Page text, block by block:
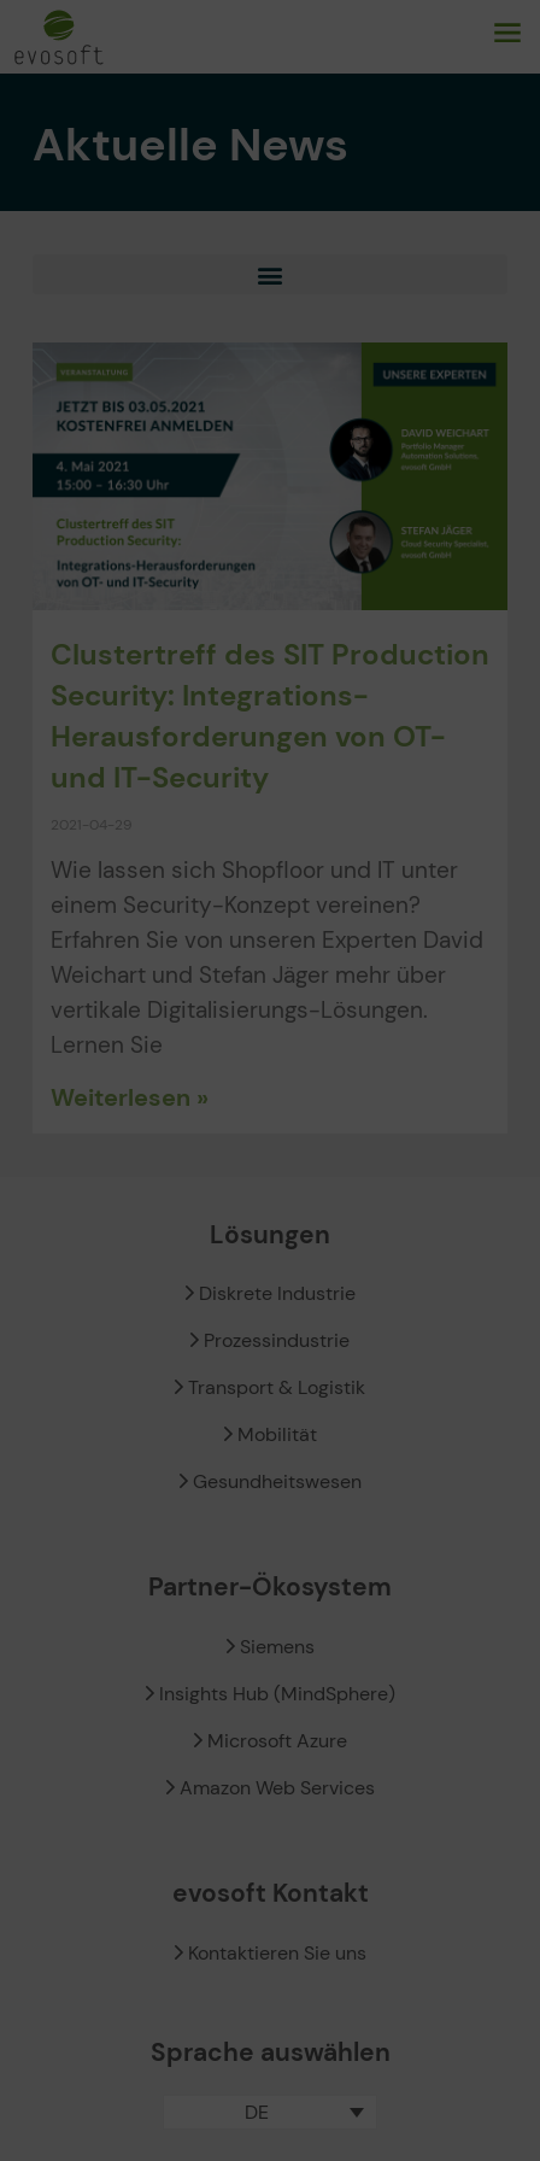
Aktuelle News
Clustertreff des SIT Production
Security: Integrations-
Herausforderungen von OT-
und IT-Security
2021-04-29
Wie lassen sich Shopfloor und IT unter
einem Security-Konzept vereinen?
Erfahren Sie von unseren Experten David
Weichart und Stefan Jäger mehr über
vertikale Digitalisierungs-Lösungen.
Lernen Sie
Weiterlesen »
Lösungen
Diskrete Industrie
Prozessindustrie
Transport & Logistik
Mobilität
Gesundheitswesen
Partner-Ökosystem
Siemens
Insights Hub (MindSphere)
Microsoft Azure
Amazon Web Services
evosoft Kontakt
Kontaktieren Sie uns
Sprache auswählen
DE